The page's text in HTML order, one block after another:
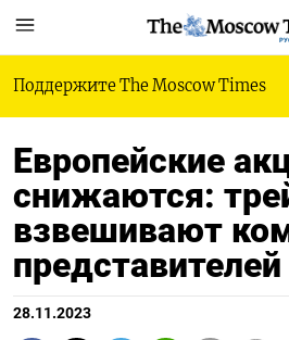
Поддержите The Moscow Times
Европейские
снижаются:
взвешивают
28.11.2023